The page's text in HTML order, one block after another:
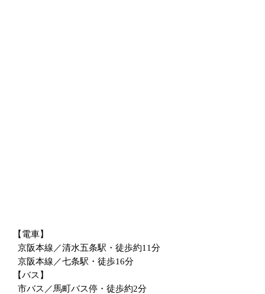
【電車】
京阪本線／清水五条駅・徒歩約11分
京阪本線／七条駅・徒歩16分
【バス】
市バス／馬町バス停・徒歩約2分